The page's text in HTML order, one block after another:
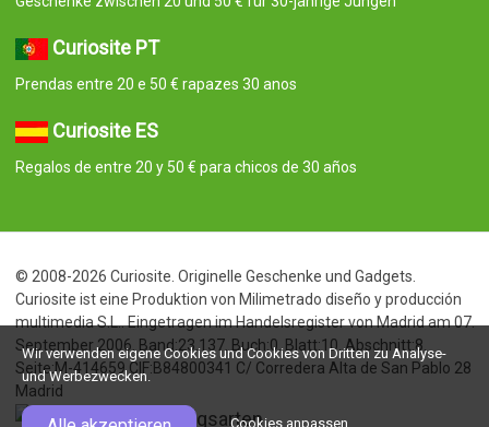
Curiosite PT
Prendas entre 20 e 50 € rapazes 30 anos
Curiosite ES
Regalos de entre 20 y 50 € para chicos de 30 años
© 2008-2026 Curiosite. Originelle Geschenke und Gadgets.
Curiosite ist eine Produktion von Milimetrado diseño y producción
multimedia S.L.. Eingetragen im Handelsregister von Madrid am 07.
September 2006. Band:23.137. Buch:0. Blatt:10. Abschnitt:8.
Seite:M-414659 CIF:B84800341 C/ Corredera Alta de San Pablo 28
Madrid
Wir verwenden eigene Cookies und Cookies von Dritten zu Analyse-
und Werbezwecken.
Cookies anpassen